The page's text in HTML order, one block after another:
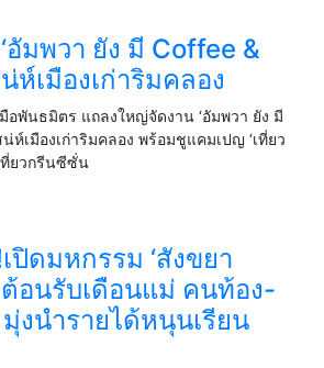
มพวา ยัง มี Coffee &
ห์เมืองเก่าริมคลอง
พันธมิตร แถลงใหญ่จัดงาน ‘อัมพวา ยัง มี
ห์เมืองเก่าริมคลอง พร้อมชูแคมเปญ ‘เที่ยว
ที่ยวกรีนซีซั่น
ปิดมหกรรม ‘สังขยา
ต้อนรับเดือนแม่ คนท้อง-
งนำรายได้หนุนเรียน